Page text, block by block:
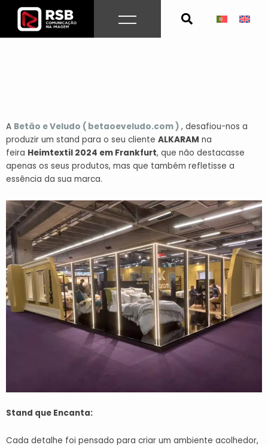
content
A Betão e Veludo ( betaoeveludo.com ) , desafiou-nos a
produzir um stand para o seu cliente ALKARAM na
feira Heimtextil 2024 em Frankfurt, que não destacasse
apenas os seus produtos, mas que também refletisse a
essência da sua marca.
Stand que Encanta:
Cada detalhe foi pensado para criar um ambiente acolhedor,